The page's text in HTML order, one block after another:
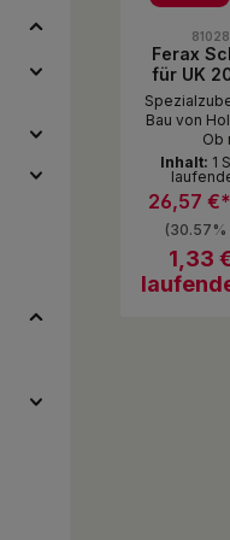
Ferax
für UK
80 mm,
schützt
Bau von
Ob
Unterbau
Alu-
oder
Version.
für einen
1,33
26,57 €*
Inhalt: 1